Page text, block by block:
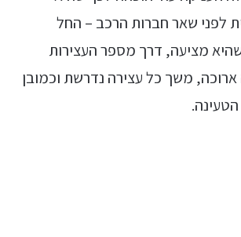
לפני שאר חברות הרכב – החל
מציעה, דרך מספר העצירות
משך כל עצירה נדרשת וכמובן